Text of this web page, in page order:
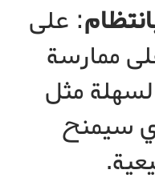
: على
ممارسة
مثل
سيمنح